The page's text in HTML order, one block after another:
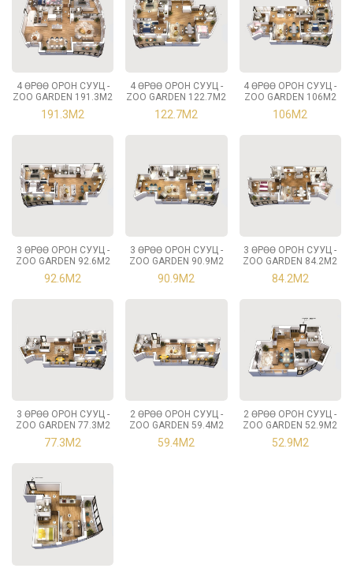
4 ӨРӨӨ ОРОН СУУЦ -
ZOO GARDEN 191.3М2
191.3М2
4 ӨРӨӨ ОРОН СУУЦ -
ZOO GARDEN 122.7М2
122.7М2
4 ӨРӨӨ ОРОН СУУЦ -
ZOO GARDEN 106М2
106М2
3 ӨРӨӨ ОРОН СУУЦ -
ZOO GARDEN 92.6М2
92.6М2
3 ӨРӨӨ ОРОН СУУЦ -
ZOO GARDEN 90.9М2
90.9М2
3 ӨРӨӨ ОРОН СУУЦ -
ZOO GARDEN 84.2М2
84.2М2
3 ӨРӨӨ ОРОН СУУЦ -
ZOO GARDEN 77.3М2
77.3М2
2 ӨРӨӨ ОРОН СУУЦ -
ZOO GARDEN 59.4М2
59.4М2
2 ӨРӨӨ ОРОН СУУЦ -
ZOO GARDEN 52.9М2
52.9М2